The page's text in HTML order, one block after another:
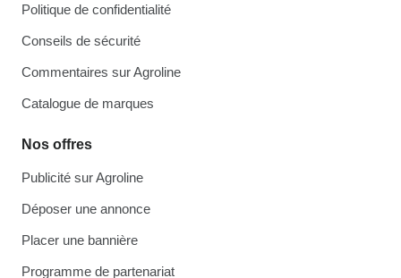
Politique de confidentialité
Conseils de sécurité
Commentaires sur Agroline
Catalogue de marques
Nos offres
Publicité sur Agroline
Déposer une annonce
Placer une bannière
Programme de partenariat